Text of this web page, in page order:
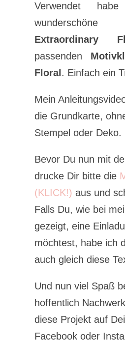
Verwendet
Extraordinary
passenden
Floral . Einfach ein
Mein
die Grundkarte,
Stempel oder Deko.
Bevor Du nun mit
drucke Dir bitte die
(KLICK!) aus und
Falls Du, wie bei
gezeigt, eine
möchtest, habe ich
auch gleich diese
Und nun viel Spaß
hoffentlich
diese Projekt auf
Facebook oder